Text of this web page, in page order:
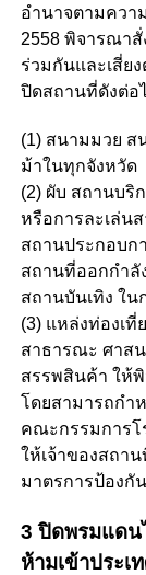
อำนาจตามควา
2558 พิจารณา
ร่วมกันและเสี่ย
ปิดสถานที่ดังต่อ
(1) สนามมวย ส
ม้าในทุกจังหวัด
(2) ผับ สถานบริ
หรือการละเล่น
สถานประกอบก
สถานที่ออกกำลั
สถานบันเทิง ใ
(3) แหล่งท่องเ
สาธารณะ ศาส
สรรพสินค้า ให้
โดยสามารถกำ
คณะกรรมการโ
ให้เจ้าของสถา
มาตรการป้องกั
3 ปิดพรมแดน
ห้ามเข้าประเ